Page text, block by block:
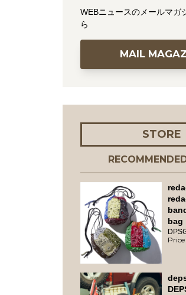
WEBニュースのメールマガ
ら
MAIL
STORE
bag